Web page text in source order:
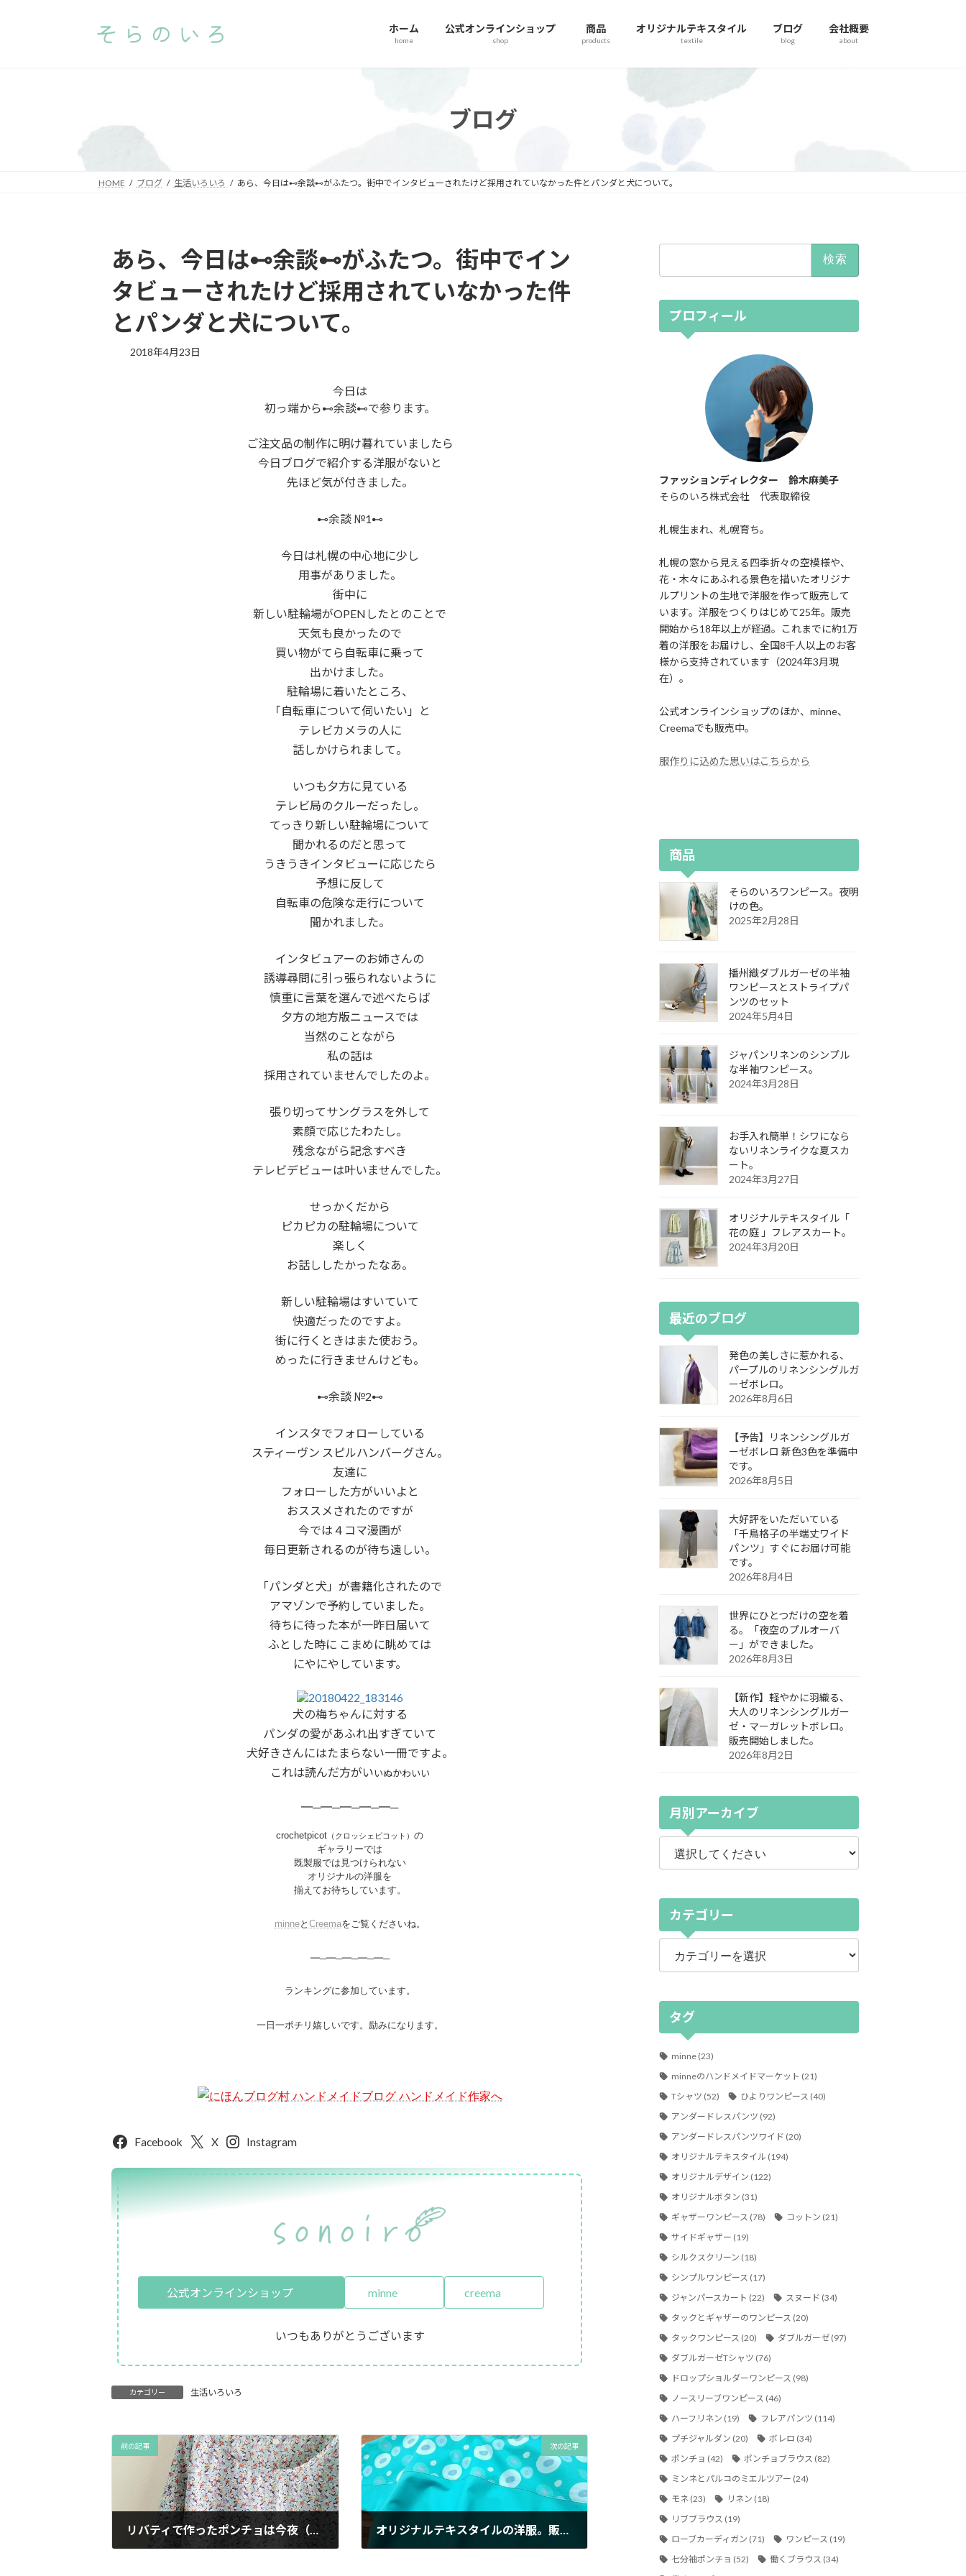
ホーム
home
公式オンラインショップ
shop
商品
products
オリジナルテキスタイル
textile
ブログ
blog
会社概要
about
ブログ
HOME ブログ 生活いろいろ あら、今日は⊷余談⊷がふたつ。街中でインタビューされたけど採用されていなかった件とパンダと犬について。
あら、今日は⊷余談⊷がふたつ。街中でイン
タビューされたけど採用されていなかった件
とパンダと犬について。
2018年4月23日
今日は
初っ端から⊷余談⊷で参ります。
ご注文品の制作に明け暮れていましたら
今日ブログで紹介する洋服がないと
先ほど気が付きました。
⊷余談 №1⊷
今日は札幌の中心地に少し
用事がありました。
街中に
新しい駐輪場がOPENしたとのことで
天気も良かったので
買い物がてら自転車に乗って
出かけました。
駐輪場に着いたところ、
「自転車について伺いたい」と
テレビカメラの人に
話しかけられまして。
いつも夕方に見ている
テレビ局のクルーだったし。
てっきり新しい駐輪場について
聞かれるのだと思って
うきうきインタビューに応じたら
予想に反して
自転車の危険な走行について
聞かれました。
インタビュアーのお姉さんの
誘導尋問に引っ張られないように
慎重に言葉を選んで述べたらば
夕方の地方版ニュースでは
当然のことながら
私の話は
採用されていませんでしたのよ。
張り切ってサングラスを外して
素顔で応じたわたし。
残念ながら記念すべき
テレビデビューは叶いませんでした。
せっかくだから
ピカピカの駐輪場について
楽しく
お話ししたかったなあ。
新しい駐輪場はすいていて
快適だったのですよ。
街に行くときはまた使おう。
めったに行きませんけども。
⊷余談 №2⊷
インスタでフォローしている
スティーヴン スピルハンバーグさん。
友達に
フォローした方がいいよと
おススメされたのですが
今では４コマ漫画が
毎日更新されるのが待ち遠しい。
「パンダと犬」が書籍化されたので
アマゾンで予約していました。
待ちに待った本が一昨日届いて
ふとした時に こまめに眺めては
にやにやしています。
犬の梅ちゃんに対する
パンダの愛があふれ出すぎていて
犬好きさんにはたまらない一冊ですよ。
これは読んだ方がいいぬかわいい
━─━─━─━─━─
crochetpicot （クロッシェピコット）の
ギャラリーでは
既製服では見つけられない
オリジナルの洋服を
揃えてお待ちしています。
minneと Creemaをご覧くださいね。
━─━─━─━─━─
ランキングに参加しています。
一日一ポチリ嬉しいです。励みになります。
Facebook X Instagram
公式オンラインショップ minne creema
いつもありがとうございます
カテゴリー 生活いろいろ
前の記事
リバティで作ったポンチョは今夜（4/22）夜9時 minneに出品します。
次の記事
オリジナルテキスタイルの洋服。販売を始めました。
プロフィール
ファッションディレクター 鈴木麻美子
そらのいろ株式会社 代表取締役
札幌生まれ、札幌育ち。
札幌の窓から見える四季折々の空模様や、
花・木々にあふれる景色を描いたオリジナ
ルプリントの生地で洋服を作って販売して
います。洋服をつくりはじめて25年。販売
開始から18年以上が経過。これまでに約1万
着の洋服をお届けし、全国8千人以上のお客
様から支持されています（2024年3月現
在）。
公式オンラインショップのほか、minne、
Creemaでも販売中。
服作りに込めた思いはこちらから
商品
そらのいろワンピース。夜明
けの色。
2025年2月28日
播州織ダブルガーゼの半袖
ワンピースとストライプパ
ンツのセット
2024年5月4日
ジャパンリネンのシンプル
な半袖ワンピース。
2024年3月28日
お手入れ簡単！シワになら
ないリネンライクな夏スカ
ート。
2024年3月27日
オリジナルテキスタイル「
花の庭 」フレアスカート。
2024年3月20日
最近のブログ
発色の美しさに惹かれる、
パープルのリネンシングルガ
ーゼボレロ。
2026年8月6日
【予告】リネンシングルガ
ーゼボレロ 新色3色を準備中
です。
2026年8月5日
大好評をいただいている
「千鳥格子の半端丈ワイド
パンツ」すぐにお届け可能
です。
2026年8月4日
世界にひとつだけの空を着
る。「夜空のプルオーバ
ー」ができました。
2026年8月3日
【新作】軽やかに羽織る、
大人のリネンシングルガー
ゼ・マーガレットボレロ。
販売開始しました。
2026年8月2日
月別アーカイブ
カテゴリー
カ
ゴ
タグ
minne(23)
minneのハンドメイドマーケット (21)
Tシャツ (52) ひよりワンピース (40)
アンダードレスパンツ (92)
アンダードレスパンツワイド (20)
オリジナルテキスタイル (194)
オリジナルデザイン (122)
オリジナルボタン (31)
ギャザーワンピース (78) コットン (21)
サイドギャザー (19)
シルクスクリーン (18)
シンプルワンピース (17)
ジャンパースカート (22) スヌード (34)
タックとギャザーのワンピース (20)
タックワンピース (20) ダブルガーゼ (97)
ダブルガーゼTシャツ (76)
ドロップショルダーワンピース (98)
ノースリーブワンピース (46)
ハーフリネン (19) フレアパンツ (114)
プチジャルダン (20) ボレロ (34)
ポンチョ (42) ポンチョブラウス (82)
ミンネとパルコのミエルツアー (24)
モネ(23) リネン (18)
リブブラウス (19)
ローブカーディガン (71) ワンピース (19)
七分袖ポンチョ (52) 働くブラウス (34)